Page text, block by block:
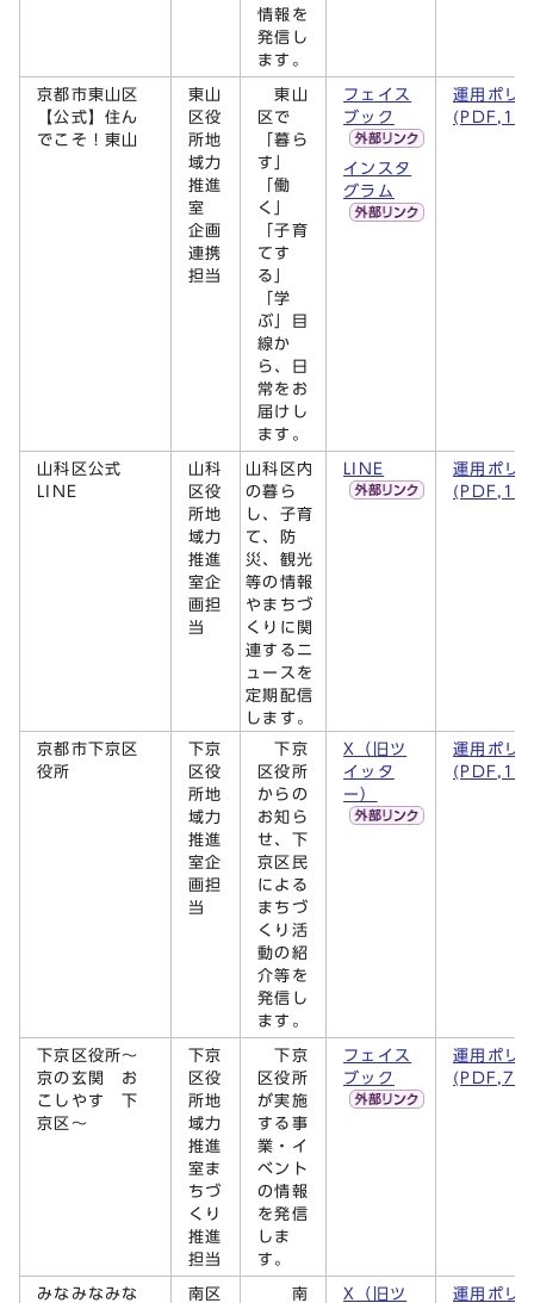
情報を
発信し
ます。
京都市東山区
【公式】住ん
でこそ！東山
東山
区役
所地
域力
推進
室
企画
連携
担当
東山
区で
「暮ら
す」
「働
く」
「子育
てす
る」
「学
ぶ」目
線か
ら、日
常をお
届けし
ます。
フェイス
ブック
インスタ
グラム
運用ポリ
山科区公式
LINE
山科
区役
所地
域力
推進
室企
画担
当
山科区内
の暮ら
し、子育
て、防
災、観光
等の情報
やまちづ
くりに関
連するニ
ュースを
定期配信
します。
LINE
運用ポリ
京都市下京区
役所
下京
区役
所地
域力
推進
室企
画担
当
下京
区役所
からの
お知ら
せ、下
京区民
による
まちづ
くり活
動の紹
介等を
発信し
ます。
X（旧ツ
イッタ
ー）
運用ポリ
下京区役所～
京の玄関 お
こしやす 下
京区～
下京
区役
所地
域力
推進
室ま
ちづ
くり
推進
担当
下京
区役所
が実施
する事
業・イ
ベント
の情報
を発信
しま
す。
フェイス
ブック
運用ポリ
みなみなみな
南区
南
X（旧ツ
運用ポリ